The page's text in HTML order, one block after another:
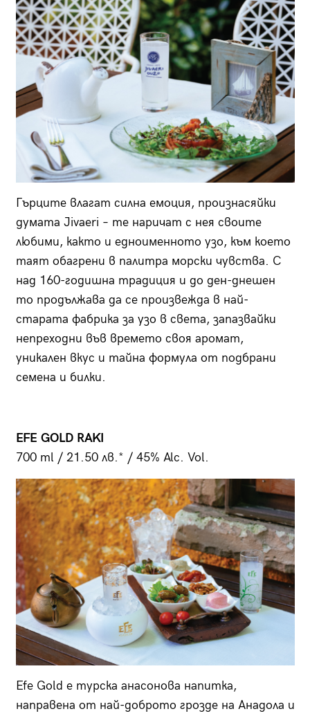
Гърците влагат силна емоция, произнасяйки
думата Jivaeri – те наричат с нея своите
любими, както и едноименното узо, към което
таят обагрени в палитра морски чувства. С
над 160-годишна традиция и до ден-днешен
то продължава да се произвежда в най-
старата фабрика за узо в света, запазвайки
непреходни във времето своя аромат,
уникален вкус и тайна формула от подбрани
семена и билки.
EFE GOLD RAKI
700 ml / 21.50 лв.* / 45% Alc. Vol.
Efe Gold е турска анасонова напитка,
направена от най-доброто грозде на Анадола и